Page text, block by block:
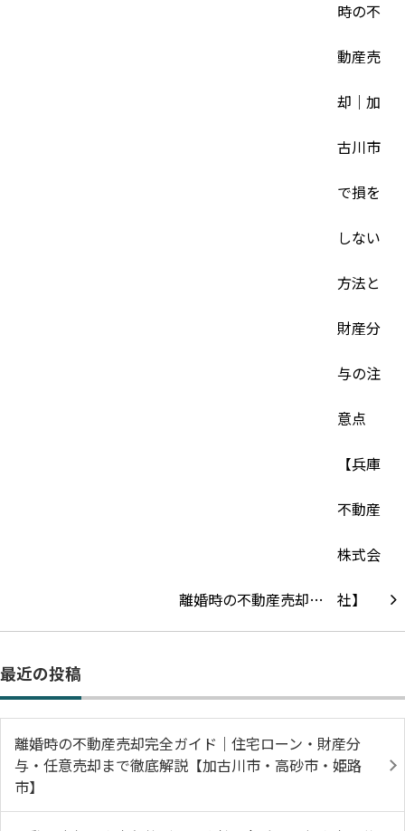
離婚時の不動産売却…
最近の投稿
離婚時の不動産売却完全ガイド｜住宅ローン・財産分
与・任意売却まで徹底解説【加古川市・高砂市・姫路
市】